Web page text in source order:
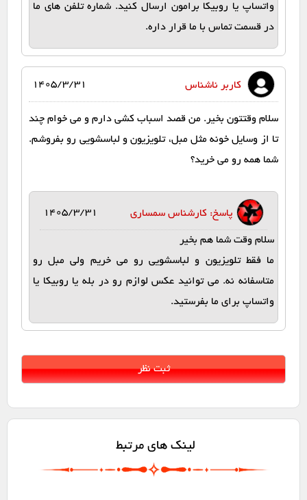
واتساپ یا روبیکا برامون ارسال کنید. شماره تلفن های ما
در قسمت تماس با ما قرار داره.
کاربر ناشناس 1405/3/31
سلام وقتتون بخیر. من قصد اسباب‌ کشی دارم و می‌ خوام چند
تا از وسایل خونه مثل مبل، تلویزیون و لباسشویی رو بفروشم.
شما همه رو می خرید؟
پاسخ: کارشناس سمساری 1405/3/31
سلام وقت شما هم بخیر
ما فقط تلویزیون و لباسشویی رو می خریم ولی مبل رو
متاسفانه نه. می توانید عکس لوازم رو در بله یا روبیکا یا
واتساپ برای ما بفرستید.
لینک های مرتبط